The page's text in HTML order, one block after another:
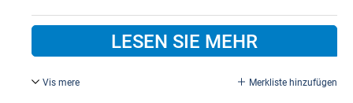
LESEN SIE MEHR
Vis mere Merkliste hinzufügen